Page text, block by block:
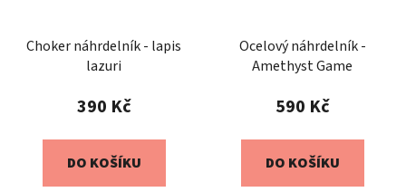
Choker náhrdelník - lapis
lazuri
390 Kč
DO KOŠÍKU
Ocelový náhrdelník -
Amethyst Game
590 Kč
DO KOŠÍKU